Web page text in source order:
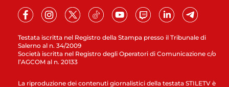
Testata iscritta nel Registro della Stampa presso il Tribunale di
Salerno al n. 34/2009
Società iscritta nel Registro degli Operatori di Comunicazione c/o
l’AGCOM al n. 20133
La riproduzione dei contenuti giornalistici della testata STILETV è